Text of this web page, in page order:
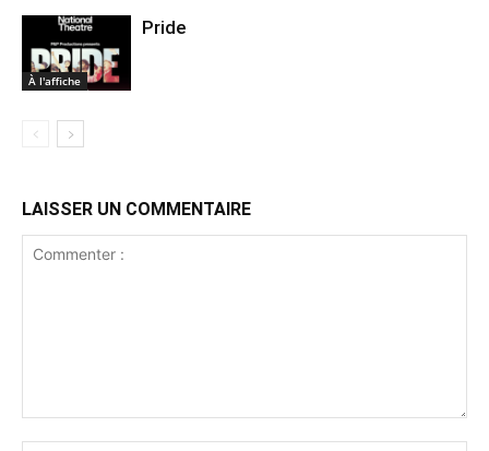
À l'affiche
Pride
LAISSER UN COMMENTAIRE